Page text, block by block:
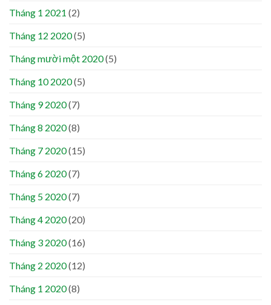
Tháng 1 2021 (2)
Tháng 12 2020(5)
Tháng mười một 2020(5)
Tháng 10 2020(5)
Tháng 9 2020(7)
Tháng 8 2020(8)
Tháng 7 2020(15)
Tháng 6 2020(7)
Tháng 5 2020(7)
Tháng 4 2020(20)
Tháng 3 2020(16)
Tháng 2 2020(12)
Tháng 1 2020(8)